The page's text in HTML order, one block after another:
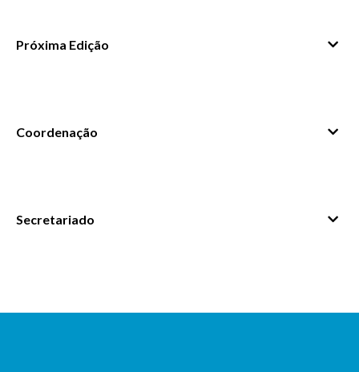
Próxima Edição
Coordenação
Ver bio
Secretariado